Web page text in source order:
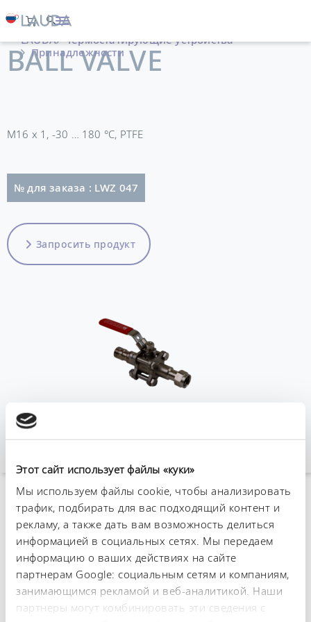
Этот сайт использует файлы «куки»
Мы используем файлы cookie, чтобы анализировать
трафик, подбирать для вас подходящий контент и
рекламу, а также дать вам возможность делиться
информацией в социальных сетях. Мы передаем
информацию о ваших действиях на сайте
партнерам Google: социальным сетям и компаниям,
занимающимся рекламой и веб-аналитикой. Наши
партнеры могут комбинировать эти сведения с
LAUDA
Термостатирующие устройства
Принадлежности
BALL VALVE
M16 x 1, -30 … 180 °C, PTFE
№ для заказа : LWZ 047
Запросить продукт
К обзору аксессуаров
Технические
характеристики (согл.
DIN 12876)